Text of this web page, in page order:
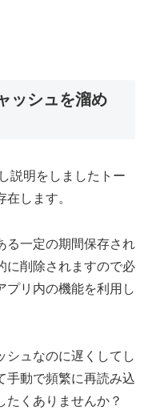
ッシュを溜め
説明をしましたトー
します。
る一定の期間保存され
に削除されますので必
プリ内の機能を利用し
シュなのに遅くしてし
手動で頻繁に再読み込
たくありませんか？